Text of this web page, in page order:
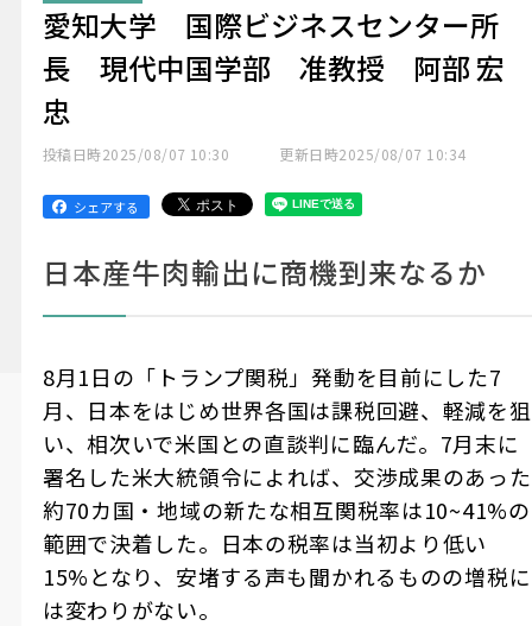
愛知大学 国際ビジネスセンター所
長 現代中国学部 准教授 阿部 宏
忠
投稿日時2025/08/07 10:30 更新日時2025/08/07 10:34
シェアする
日本産牛肉輸出に商機到来なるか
8月1日の「トランプ関税」発動を目前にした7
月、日本をはじめ世界各国は課税回避、軽減を狙
い、相次いで米国との直談判に臨んだ。7月末に
署名した米大統領令によれば、交渉成果のあった
約70カ国・地域の新たな相互関税率は10~41%の
範囲で決着した。日本の税率は当初より低い
15%となり、安堵する声も聞かれるものの増税に
は変わりがない。